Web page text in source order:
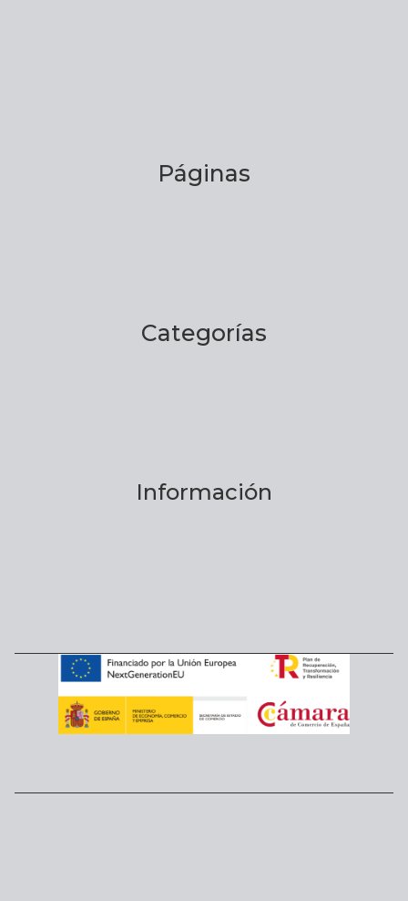
Páginas
Categorías
Información